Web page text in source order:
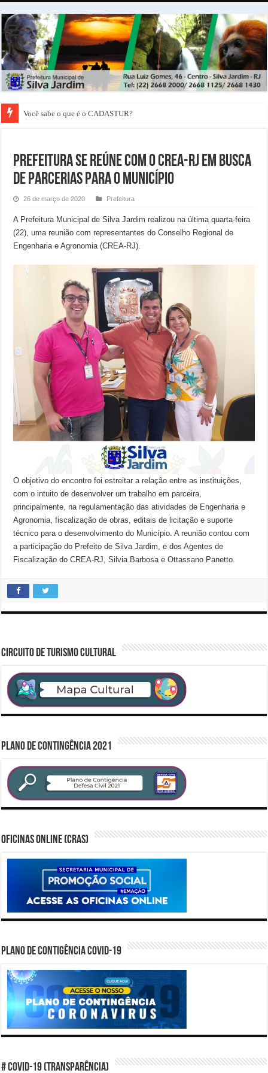
Você sabe o que é o CADASTUR?
PREFEITURA SE REÚNE COM O CREA-RJ EM BUSCA
DE PARCERIAS PARA O MUNICÍPIO
26 de março de 2020 Prefeitura
A Prefeitura Municipal de Silva Jardim realizou na última quarta-feira
(22), uma reunião com representantes do Conselho Regional de
Engenharia e Agronomia (CREA-RJ).
O objetivo do encontro foi estreitar a relação entre as instituições,
com o intuito de desenvolver um trabalho em parceira,
principalmente, na regulamentação das atividades de Engenharia e
Agronomia, fiscalização de obras, editais de licitação e suporte
técnico para o desenvolvimento do Município. A reunião contou com
a participação do Prefeito de Silva Jardim, e dos Agentes de
Fiscalização do CREA-RJ, Silvia Barbosa e Ottassano Panetto.
CIRCUITO DE TURISMO CULTURAL
PLANO DE CONTINGÊNCIA 2021
Oficinas Online (CRAS)
PLANO DE CONTIGÊNCIA COVID-19
# COVID-19 (TRANSPARÊNCIA)